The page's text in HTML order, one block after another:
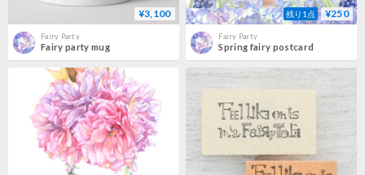
¥3,100
Fairy Party
Fairy party mug
残り1点 ¥250
Fairy Party
Spring fairy postcard